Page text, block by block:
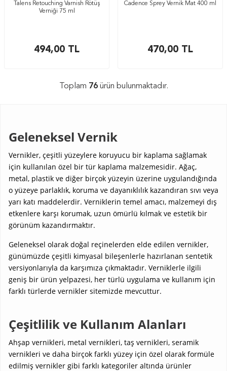
Talens Retouching Varnish Rötüş
Verniği 75 ml
494,00 TL
Cadence Sprey Vernik Mat 400 ml
470,00 TL
Toplam 76ürün bulunmaktadır.
Geleneksel Vernik
Vernikler, çeşitli yüzeylere koruyucu bir kaplama sağlamak
için kullanılan özel bir tür kaplama malzemesidir. Ağaç,
metal, plastik ve diğer birçok yüzeyin üzerine uygulandığında
o yüzeye parlaklık, koruma ve dayanıklılık kazandıran sıvı veya
yarı katı maddelerdir. Verniklerin temel amacı, malzemeyi dış
etkenlere karşı korumak, uzun ömürlü kılmak ve estetik bir
görünüm kazandırmaktır.
Geleneksel olarak doğal reçinelerden elde edilen vernikler,
günümüzde çeşitli kimyasal bileşenlerle hazırlanan sentetik
versiyonlarıyla da karşımıza çıkmaktadır. Verniklerle ilgili
geniş bir ürün yelpazesi, her türlü uygulama ve kullanım için
farklı türlerde vernikler sitemizde mevcuttur.
Çeşitlilik ve Kullanım Alanları
Ahşap vernikleri, metal vernikleri, taş vernikleri, seramik
vernikleri ve daha birçok farklı yüzey için özel olarak formüle
edilmiş vernikler gibi farklı kategoriler altında ürünler